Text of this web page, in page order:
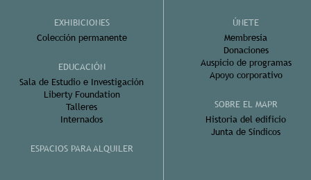
EXHIBICIONES
Colección permanente
EDUCACIÓN
Sala de Estudio e Investigación
Liberty Foundation
Talleres
Internados
ESPACIOS PARA ALQUILER
ÚNETE
Membresía
Donaciones
Auspicio de programas
Apoyo corporativo
SOBRE EL MAPR
Historia del edificio
Junta de Síndicos